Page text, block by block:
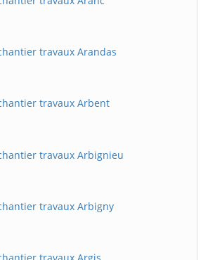
travaux Arandas
travaux Arbent
travaux Arbignieu
travaux Arbigny